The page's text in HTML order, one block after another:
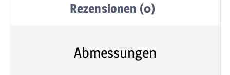
Rezensionen (0)
Abmessungen